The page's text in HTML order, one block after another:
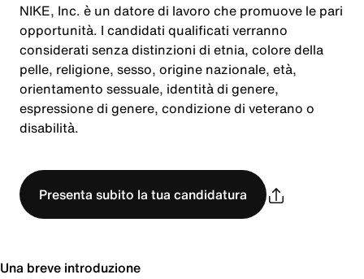
NIKE, Inc. è un datore di lavoro che promuove le pari
opportunità. I candidati qualificati verranno
considerati senza distinzioni di etnia, colore della
pelle, religione, sesso, origine nazionale, età,
orientamento sessuale, identità di genere,
espressione di genere, condizione di veterano o
disabilità.
Presenta subito la tua candidatura
Una breve introduzione